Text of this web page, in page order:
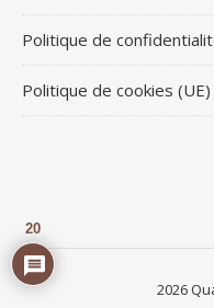
Politique de
Politique de cookies (UE)
2026
20